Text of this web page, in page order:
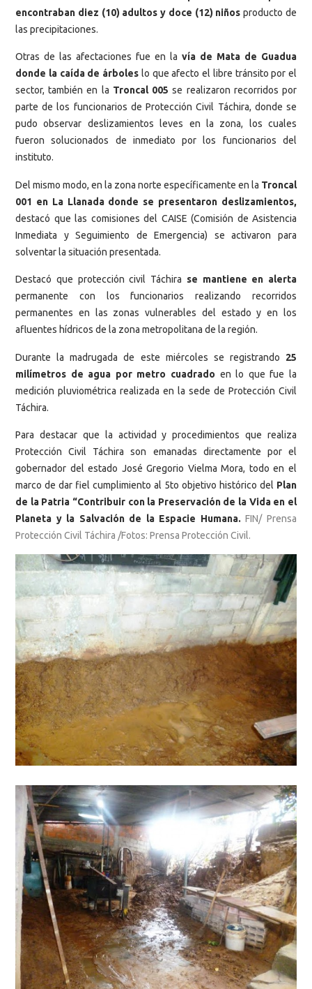
encontraban diez (10) adultos y doce (12) niños producto de
las precipitaciones.
Otras de las afectaciones fue en la vía de Mata de Guadua
donde la caída de árboles lo que afecto el libre tránsito por el
sector, también en la Troncal 005 se realizaron recorridos por
parte de los funcionarios de Protección Civil Táchira, donde se
pudo observar deslizamientos leves en la zona, los cuales
fueron solucionados de inmediato por los funcionarios del
instituto.
Del mismo modo, en la zona norte específicamente en la Troncal
001 en La Llanada donde se presentaron deslizamientos,
destacó que las comisiones del CAISE (Comisión de Asistencia
Inmediata y Seguimiento de Emergencia) se activaron para
solventar la situación presentada.
Destacó que protección civil Táchira se mantiene en alerta
permanente con los funcionarios realizando recorridos
permanentes en las zonas vulnerables del estado y en los
afluentes hídricos de la zona metropolitana de la región.
Durante la madrugada de este miércoles se registrando 25
milímetros de agua por metro cuadrado en lo que fue la
medición pluviométrica realizada en la sede de Protección Civil
Táchira.
Para destacar que la actividad y procedimientos que realiza
Protección Civil Táchira son emanadas directamente por el
gobernador del estado José Gregorio Vielma Mora, todo en el
marco de dar fiel cumplimiento al 5to objetivo histórico del Plan
de la Patria “Contribuir con la Preservación de la Vida en el
Planeta y la Salvación de la Espacie Humana. FIN/ Prensa
Protección Civil Táchira /Fotos: Prensa Protección Civil.